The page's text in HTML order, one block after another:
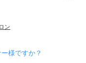
ン
様ですか？